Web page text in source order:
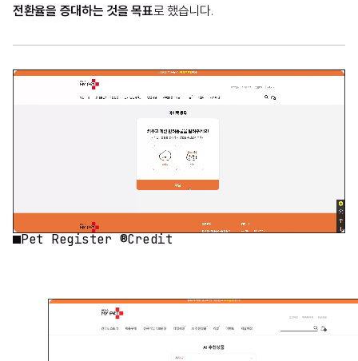
전환율을 증대하는 것을 목표로 했습니다.
Pet Register ®Credit